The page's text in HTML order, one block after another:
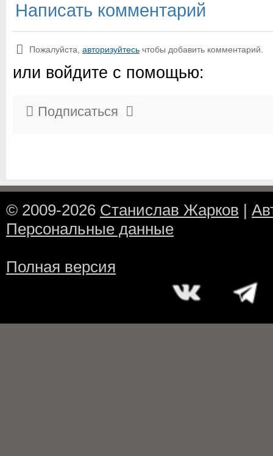
Написать комментарий
Пожалуйста, авторизуйтесь чтобы добавить комментарий.
или войдите с помощью:
Подписаться
© 2009-2026 Станислав Жарков |
Персональные данные
Полная версия